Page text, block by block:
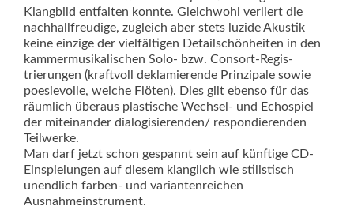
Klangbild entfalten konnte. Gleichwohl verliert die
nachhallfreudige, zugleich aber stets luzide Akustik
keine einzige der vielfältigen Detailschönheiten in den
kammermusikalischen Solo- bzw. Consort-Regis­
trierungen (kraftvoll deklamierende Prinzipale sowie
poe­sievolle, weiche Flöten). Dies gilt ebenso für das
räumlich überaus plastische Wechsel- und Echospiel
der miteinander dialogisierenden/ respondierenden
Teilwerke.
Man darf jetzt schon gespannt sein auf künftige CD-
Einspielungen auf diesem klanglich wie stilis­tisch
unendlich farben- und variantenreichen
Ausnahmeinstrument.